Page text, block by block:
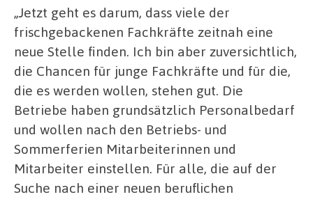
„Jetzt geht es darum, dass viele der
frischgebackenen Fachkräfte zeitnah eine
neue Stelle finden. Ich bin aber zuversichtlich,
die Chancen für junge Fachkräfte und für die,
die es werden wollen, stehen gut. Die
Betriebe haben grundsätzlich Personalbedarf
und wollen nach den Betriebs- und
Sommerferien Mitarbeiterinnen und
Mitarbeiter einstellen. Für alle, die auf der
Suche nach einer neuen beruflichen